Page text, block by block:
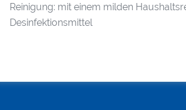
Reinigung: mit einem milden
Desinfektionsmittel